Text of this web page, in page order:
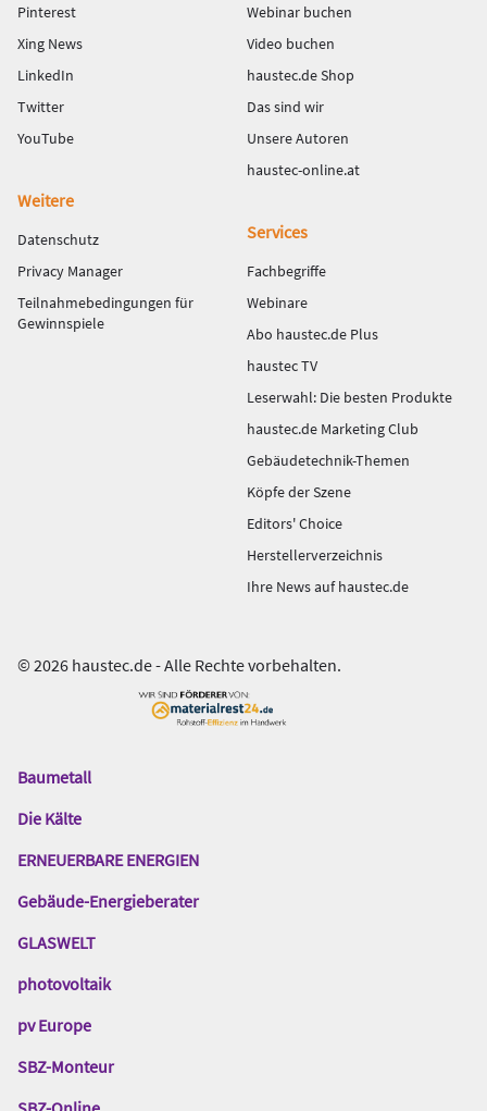
Pinterest
Xing News
LinkedIn
Twitter
YouTube
Webinar buchen
Video buchen
haustec.de Shop
Das sind wir
Unsere Autoren
haustec-online.at
Weitere
Datenschutz
Privacy Manager
Teilnahmebedingungen für
Gewinnspiele
Services
Fachbegriffe
Webinare
Abo haustec.de Plus
haustec TV
Leserwahl: Die besten Produkte
haustec.de Marketing Club
Gebäudetechnik-Themen
Köpfe der Szene
Editors' Choice
Herstellerverzeichnis
Ihre News auf haustec.de
© 2026 haustec.de - Alle Rechte vorbehalten.
Das
Gentner
Baumetall
Die Kälte
ERNEUERBARE ENERGIEN
Gebäude-Energieberater
GLASWELT
photovoltaik
pv Europe
SBZ-Monteur